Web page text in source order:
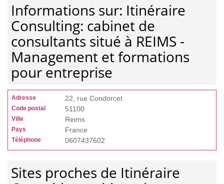
Informations sur: Itinéraire
Consulting: cabinet de
consultants situé à REIMS -
Management et formations
pour entreprise
Adresse 22, rue Condorcet
Code postal 51100
Ville Reims
Pays France
Téléphone 0607437602
Sites proches de Itinéraire